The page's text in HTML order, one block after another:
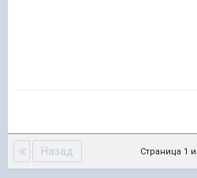
Назад Страница 1